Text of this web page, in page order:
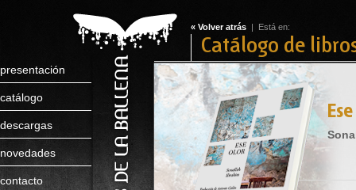
presentación
catálogo
descargas
novedades
contacto
« Volver atrás | Está en:
Catálogo de